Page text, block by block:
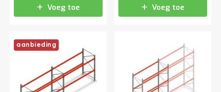
Voeg toe Voeg toe
aanbieding